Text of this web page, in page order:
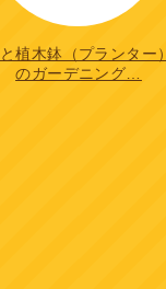
植木鉢（プランター）
のガーデニング…